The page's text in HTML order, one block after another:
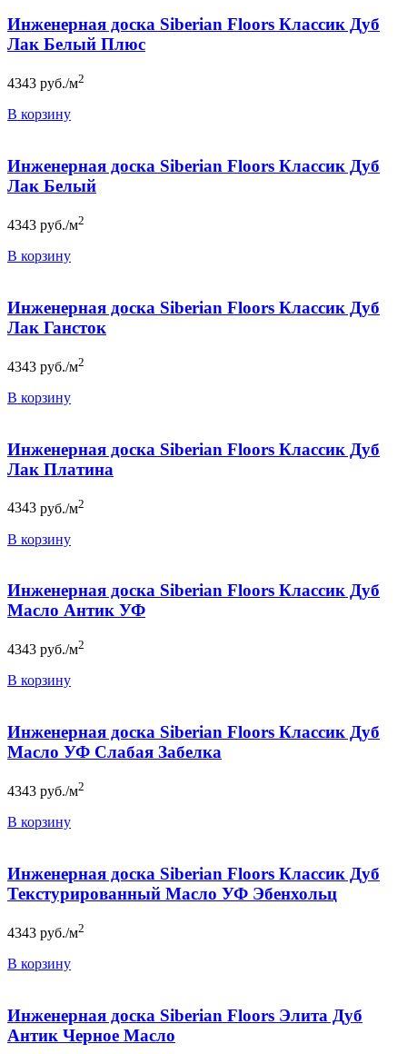
Инженерная доска Siberian Floors Классик Дуб
Лак Белый Плюс
4343 руб./м2
В корзину
Инженерная доска Siberian Floors Классик Дуб
Лак Белый
4343 руб./м2
В корзину
Инженерная доска Siberian Floors Классик Дуб
Лак Гансток
4343 руб./м2
В корзину
Инженерная доска Siberian Floors Классик Дуб
Лак Платина
4343 руб./м2
В корзину
Инженерная доска Siberian Floors Классик Дуб
Масло Антик УФ
4343 руб./м2
В корзину
Инженерная доска Siberian Floors Классик Дуб
Масло УФ Слабая Забелка
4343 руб./м2
В корзину
Инженерная доска Siberian Floors Классик Дуб
Текстурированный Масло УФ Эбенхольц
4343 руб./м2
В корзину
Инженерная доска Siberian Floors Элита Дуб
Антик Черное Масло